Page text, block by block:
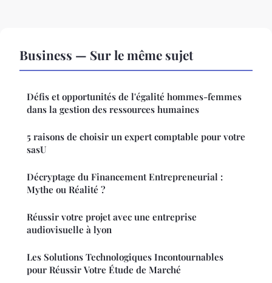
Business — Sur le même sujet
Défis et opportunités de l'égalité hommes-femmes
dans la gestion des ressources humaines
5 raisons de choisir un expert comptable pour votre
sasU
Décryptage du Financement Entrepreneurial :
Mythe ou Réalité ?
Réussir votre projet avec une entreprise
audiovisuelle à lyon
Les Solutions Technologiques Incontournables
pour Réussir Votre Étude de Marché